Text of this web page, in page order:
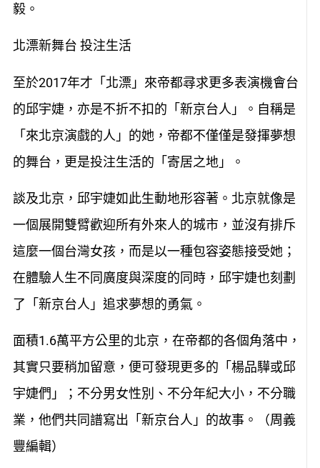
毅。
北漂新舞台 投注生活
至於2017年才「北漂」來帝都尋求更多表演機會台
的邱宇婕，亦是不折不扣的「新京台人」。自稱是
「來北京演戲的人」的她，帝都不僅僅是發揮夢想
的舞台，更是投注生活的「寄居之地」。
談及北京，邱宇婕如此生動地形容著。北京就像是
一個展開雙臂歡迎所有外來人的城市，並沒有排斥
這麼一個台灣女孩，而是以一種包容姿態接受她；
在體驗人生不同廣度與深度的同時，邱宇婕也刻劃
了「新京台人」追求夢想的勇氣。
面積1.6萬平方公里的北京，在帝都的各個角落中，
其實只要稍加留意，便可發現更多的「楊品驊或邱
宇婕們」；不分男女性別、不分年紀大小，不分職
業，他們共同譜寫出「新京台人」的故事。（周義
豐編輯）